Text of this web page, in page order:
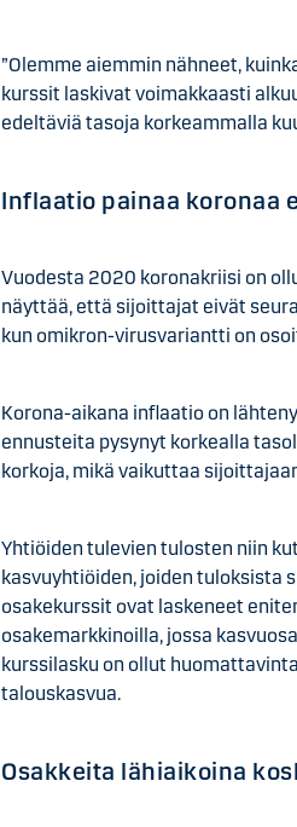
”Olemme aiemmin nähneet,
kurssit laskivat voimakkaasti
edeltäviä tasoja korkeammalla
Inflaatio painaa koronaa
Vuodesta 2020 koronakriisi on
näyttää, että sijoittajat eivät
kun omikron-virusvariantti on
Korona-aikana inflaatio on
ennusteita pysynyt korkealla
korkoja, mikä vaikuttaa
Yhtiöiden tulevien tulosten niin
kasvuyhtiöiden, joiden tuloksista
osakekurssit ovat laskeneet
osakemarkkinoilla, jossa
kurssilasku on ollut
talouskasvua.
Osakkeita lähiaikoina